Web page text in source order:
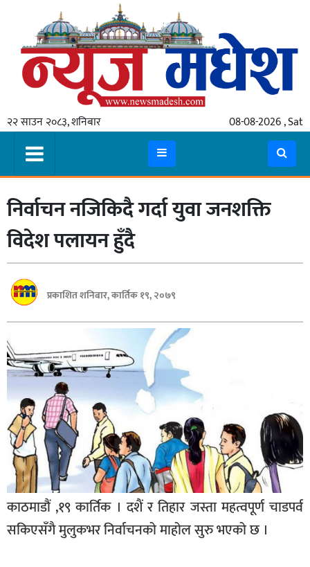
२२ साउन २०८३, शनिबार 08-08-2026 , Sat
गृहपृष्ठ
स्थानीय
प्रदेश
मधेश
प्रदेश
लुम्बिनी
गण्डकी
बागमती
सुदूरपश्चिम
मधेश
विशेष
राजनीति
प्रमुख
समाचार
राष्ट्रिय
निर्वाचन नजिकिदै गर्दा युवा जनशक्ति
विदेश पलायन हुँदै
प्रकाशित शनिबार, कार्तिक १९, २०७९
काठमाडौं ,१९ कार्तिक । दशैं र तिहार जस्ता महत्वपूर्ण चाडपर्व
सकिएसँगै मुलुकभर निर्वाचनको माहोल सुरु भएको छ ।